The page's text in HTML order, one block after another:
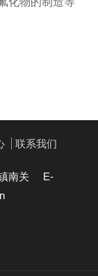
联系我们
南关
E-